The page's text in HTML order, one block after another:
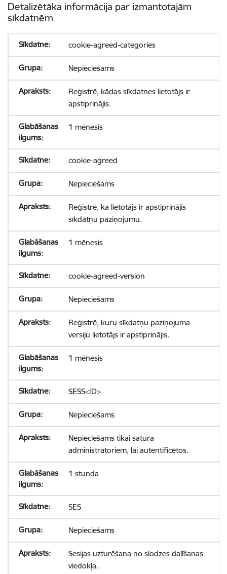
Detalizētāka informācija par izmantotajām
sīkdatnēm
cookie-agreed-categories
Nepieciešams
Reģistrē, kādas sīkdatnes lietotājs ir
apstiprinājis.
1 mēnesis
cookie-agreed
Nepieciešams
Reģistrē, ka lietotājs ir apstiprinājis
sīkdatņu paziņojumu.
1 mēnesis
cookie-agreed-version
Nepieciešams
Reģistrē, kuru sīkdatņu paziņojuma
versiju lietotājs ir apstiprinājis.
1 mēnesis
SESS<ID>
Nepieciešams
Nepieciešams tikai satura
administratoriem, lai autentificētos.
1 stunda
SES
Nepieciešams
Sesijas uzturēšana no slodzes dalīšanas
viedokļa.